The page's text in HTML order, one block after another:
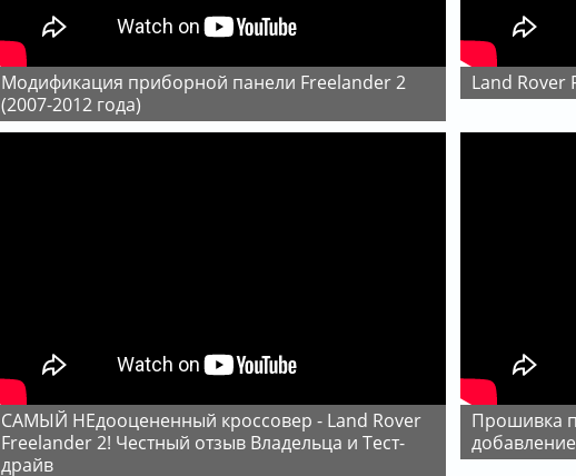
Модификация приборной панели Freelander 2
(2007-2012 года)
Land
САМЫЙ НЕдооцененный кроссовер - Land Rover
Freelander 2! Честный отзыв Владельца и Тест-
драйв
Прошивка приборки LR2 / Freelander 2 -